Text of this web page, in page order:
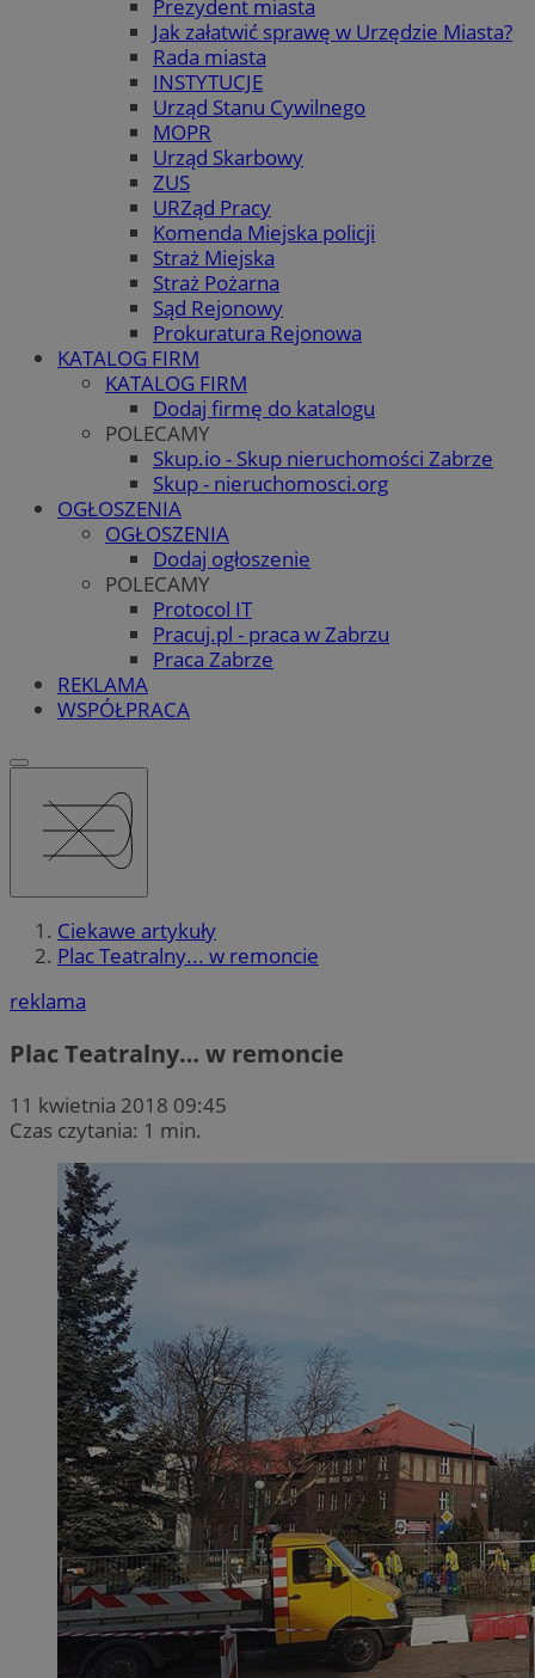
Prezydent miasta
Jak załatwić sprawę w Urzędzie Miasta?
Rada miasta
INSTYTUCJE
Urząd Stanu Cywilnego
MOPR
Urząd Skarbowy
ZUS
URZąd Pracy
Komenda Miejska policji
Straż Miejska
Straż Pożarna
Sąd Rejonowy
Prokuratura Rejonowa
KATALOG FIRM
KATALOG FIRM
Dodaj firmę do katalogu
POLECAMY
Skup.io - Skup nieruchomości Zabrze
Skup - nieruchomosci.org
OGŁOSZENIA
OGŁOSZENIA
Dodaj ogłoszenie
POLECAMY
Protocol IT
Pracuj.pl - praca w Zabrzu
Praca Zabrze
REKLAMA
WSPÓŁPRACA
Ciekawe artykuły
Plac Teatralny... w remoncie
reklama
Plac Teatralny… w remoncie
11 kwietnia 2018 09:45
Czas czytania: 1 min.